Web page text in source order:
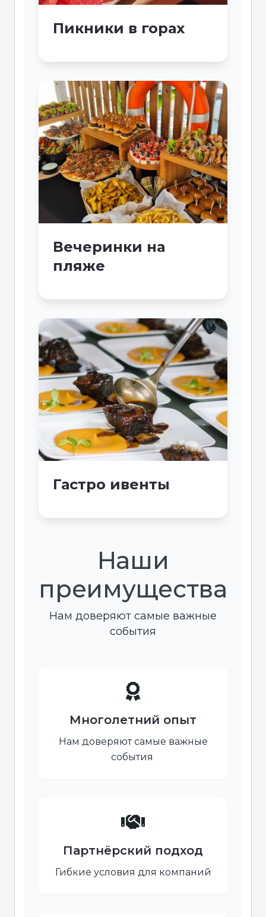
Пикники в горах
Вечеринки на
пляже
Гастро ивенты
Наши
преимущества
Нам доверяют самые важные
события
Многолетний опыт
Нам доверяют самые важные
события
Партнёрский подход
Гибкие условия для компаний